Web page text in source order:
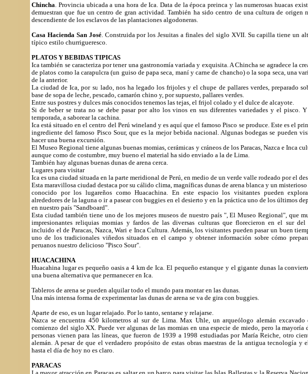
Chincha. Provincia ubicada a una hora de Ica. Data de la época preinca y las numerosas huacas
demuestran que fue un centro de gran actividad. También ha sido centro de una cultura de origen
descendiente de los esclavos de las plantaciones algodoneras.
Casa Hacienda San José. Construida por los Jesuitas a finales del siglo XVII. Su capilla tiene un
típico estilo churrigueresco.
PLATOS Y BEBIDAS TIPICAS
Ica también se caracteriza por tener una gastronomía variada y exquisita. A Chincha se agradece la
de platos como la carapulcra (un guiso de papa seca, maní y carne de chancho) o la sopa seca, una
de la anterior.
La ciudad de Ica, por su lado, nos ha legado los frijoles y el chupe de pallares verdes, preparado
base de sopa de leche, pescado, camarón chino y, por supuesto, pallares verdes.
Entre sus postres y dulces más conocidos tenemos las tejas, el frijol colado y el dulce de alcayote.
Si de beber se trata no se debe pasar por alto los vinos en sus diferentes variedades y el pisco.
temporada, a saborear la cachina.
Ica está situado en el centro del Perú wineland y es aquí que el famoso Pisco se produce. Este es el
ingrediente del famoso Pisco Sour, que es la mejor bebida nacional. Algunas bodegas se pueden
hacer una buena excursión.
El Museo Regional tiene algunas buenas momias, cerámicas y cráneos de los Paracas, Nazca e Inca
aunque como de costumbre, muy bueno el material ha sido enviado a la de Lima.
También hay algunas buenas dunas de arena cerca.
Lugares para visitar
Ica es una ciudad situada en la parte meridional de Perú, en medio de un verde valle rodeado por el
Esta maravillosa ciudad destaca por su cálido clima, magníficas dunas de arena blanca y un
conocido por los lugareños como Huacachina. En este espacio los visitantes pueden
alrededores de la laguna o ir a pasear con buggies en el desierto y en la práctica uno de los últimos
en nuestro país "Sandboard".
Esta ciudad también tiene uno de los mejores museos de nuestro país ", El Museo Regional", que
impresionantes reliquias momias y fardos de las diversas culturas que florecieron en el sur del
incluido el de Paracas, Nazca, Wari e Inca Cultura. Además, los visitantes pueden pasar un buen
uno de los tradicionales viñedos situados en el campo y obtener información sobre cómo
peruanos nuestro delicioso "Pisco Sour".
HUACACHINA
Huacahina lugar es pequeño oasis a 4 km de Ica. El pequeño estanque y el gigante dunas la
una buena alternativa que permanecer en Ica.
Tableros de arena se pueden alquilar todo el mundo para montar en las dunas.
Una más intensa forma de experimentar las dunas de arena se va de gira con buggies.
Aparte de eso, es un lugar relajado. Por lo tanto, sentarse y relajarse.
Nazca se encuentra 450 kilometros al sur de Lima. Max Uhle, un arqueólogo alemán excavado
comienzo del siglo XX. Puede ver algunas de las momias en una especie de miedo, pero la mayoría
personas vienen para las líneas, que fueron de 1939 a 1998 estudiadas por María Reiche, otro
alemán. A pesar de que el verdadero propósito de estas obras maestras de la antigua tecnología y
hasta el día de hoy no es claro.
PARACAS